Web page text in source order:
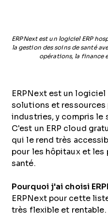
ERPNext est un logiciel ERP
la gestion des soins de santé
opérations, la finance
ERPNext est un
solutions et ressources
industries, y compris le
C'est un ERP cloud
qui le rend très
pour les hôpitaux et les
santé.
Pourquoi j'ai choisi
ERPNext pour cette
très flexible et rentable.